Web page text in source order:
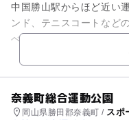
中国勝山駅からほど近い
ンド、テニスコートなど
べてナイター設備が完備
っていて、大型遊具が設
奈義町総合運動公園
岡山県勝田郡奈義町 / スポ